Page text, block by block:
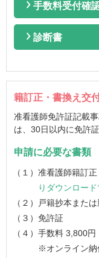
手数料受付確
診断書
籍訂正・書換え交
准看護師免許証記載
は、 30日以内に免許
申請に必要な書類
（１）准看護師籍訂
りダウンロード
（２）戸籍抄本また
（３）免許証
（４）手数料 3,800円
※オンライン納